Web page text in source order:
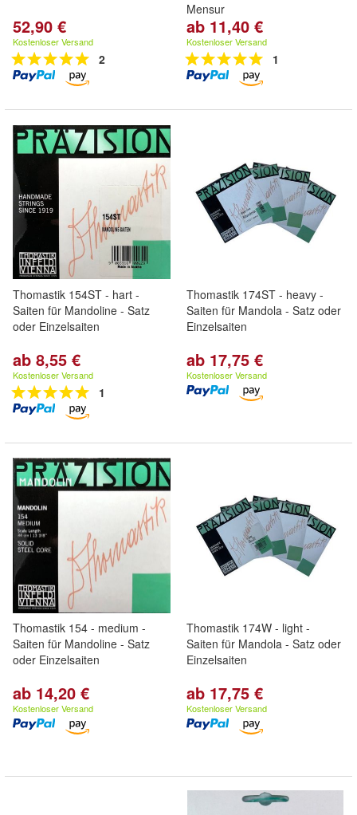
52,90 €
Kostenloser Versand
2
Mensur
ab 11,40 €
Kostenloser Versand
1
Thomastik 154ST - hart -
Saiten für Mandoline - Satz
oder Einzelsaiten
ab 8,55 €
Kostenloser Versand
1
Thomastik 174ST - heavy -
Saiten für Mandola - Satz oder
Einzelsaiten
ab 17,75 €
Kostenloser Versand
Thomastik 154 - medium -
Saiten für Mandoline - Satz
oder Einzelsaiten
ab 14,20 €
Kostenloser Versand
Thomastik 174W - light -
Saiten für Mandola - Satz oder
Einzelsaiten
ab 17,75 €
Kostenloser Versand